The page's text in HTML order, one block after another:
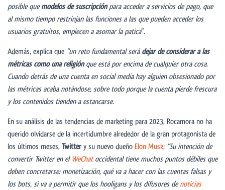
posible que modelos de suscripción para acceder a servicios de pago, que
al mismo tiempo restrinjan las funciones a las que pueden acceder los
usuarios gratuitos, empiecen a asomar la patica”.
Además, explica que “un reto fundamental será dejar de considerar a las
métricas como una religión que estápor encima de cualquier otra cosa.
Cuando detrás de una cuenta en social media hay alguien obsesionado por
las métricas acaba notándose, sobre todo porque la cuenta pierde frescura
y los contenidos tienden a estancarse.
En su análisis de las tendencias de marketing para 2023, Rocamora no ha
querido olvidarse de la incertidumbre alrededor de la gran protagonista de
los últimos meses, Twittery su nuevo dueño Elon Musk: “Su intención de
convertir Twitter en el WeChat occidental tiene muchos puntos débiles que
deben concretarse: monetización, quéva a hacer con las cuentas falsas y
los bots, si va a permitir que los hooligans y los difusores de noticias